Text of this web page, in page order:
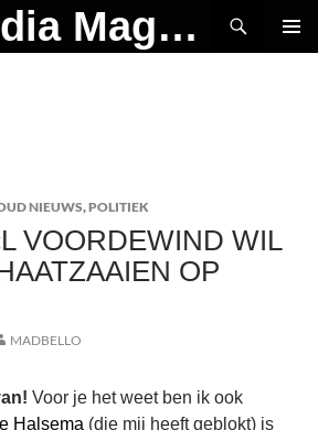
MAD Media Magazine
NIEUWS,POLITIEK
VOORDEWIND WIL
OP
MADBELLO
Voor je het weet ben ik ook
Halsema (die mij heeft geblokt) is